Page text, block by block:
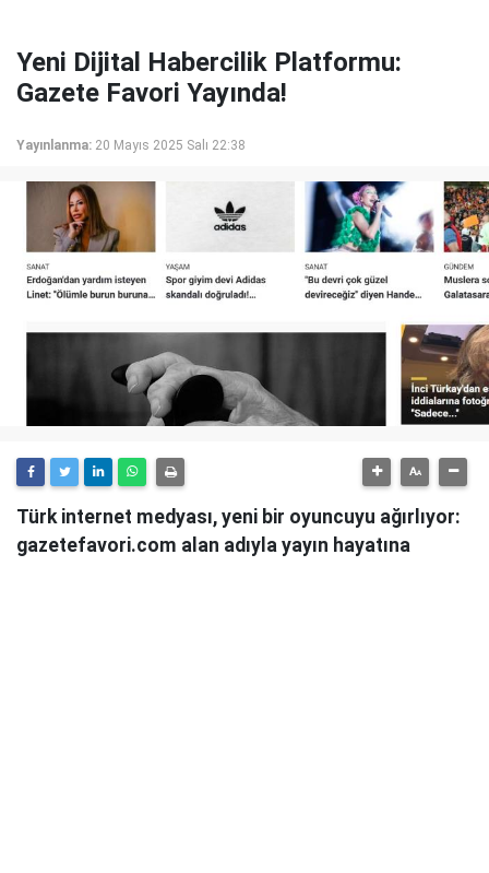
Yeni Dijital Habercilik Platformu:
Gazete Favori Yayında!
Yayınlanma: 20 Mayıs 2025 Salı 22:38
Türk internet medyası, yeni bir oyuncuyu ağırlıyor:
gazetefavori.com alan adıyla yayın hayatına